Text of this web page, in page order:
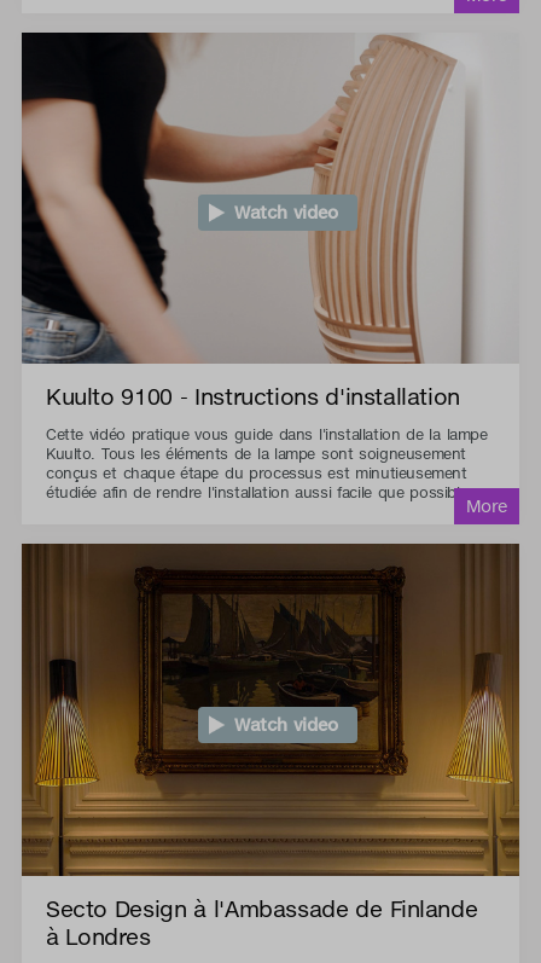
Watch video
Kuulto 9100 - Instructions d'installation
Cette vidéo pratique vous guide dans l'installation de la lampe
Kuulto. Tous les éléments de la lampe sont soigneusement
conçus et chaque étape du processus est minutieusement
étudiée afin de rendre l'installation aussi facile que possible.
Watch video
Secto Design à l'Ambassade de Finlande
à Londres